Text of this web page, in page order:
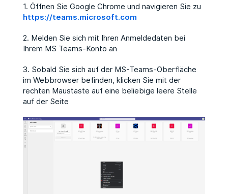
1. Öffnen Sie Google Chrome und navigieren Sie zu
https://teams.microsoft.com
2. Melden Sie sich mit Ihren Anmeldedaten bei
Ihrem MS Teams-Konto an
3. Sobald Sie sich auf der MS-Teams-Oberfläche
im Webbrowser befinden, klicken Sie mit der
rechten Maustaste auf eine beliebige leere Stelle
auf der Seite